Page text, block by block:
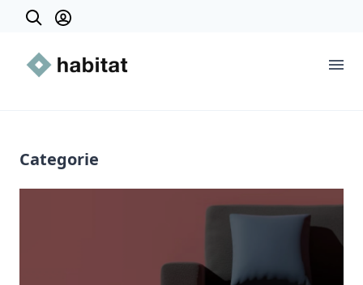
Categorie
Categorie